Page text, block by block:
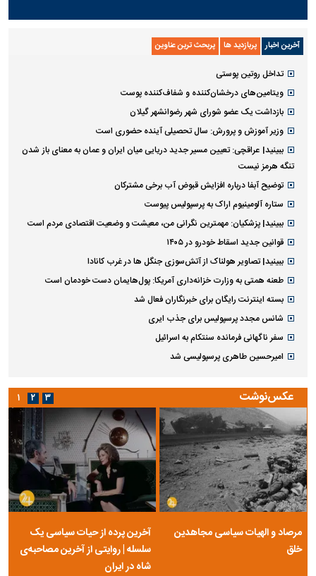
آخرین اخبار پربازدید ها پربحث ترین عناوین
تداخل روتین پوستی
ویتامین‌های درخشان‌کننده و شفاف‌کننده پوست
بازداشت یک عضو شورای شهر رضوانشهر گیلان
وزیر آموزش و پرورش: سال تحصیلی آینده حضوری است
ببینید| عراقچی: تعیین مسیر جدید دریایی میان ایران و عمان به معنای باز شدن
تنگه هرمز نیست
توضیح آبفا درباره افزایش قبوض آب برخی مشترکان
ستاره آلومینیوم اراک به پرسپولیس پیوست
ببینید| پزشکیان: مهمترین نگرانی من، معیشت و وضعیت اقتصادی مردم است
قوانین جدید اسقاط خودرو در ۱۴۰۵
ببینید| تصاویر هولناک از آتش‌سوزی جنگل ها در غرب کانادا
طعنه همتی به وزارت خزانه‌داری آمریکا: پول‌هایمان دست خودمان است
بسته اینترنت رایگان برای خبرنگاران فعال شد
شانس مجدد پرسپولیس برای جذب ایری
سفر ناگهانی فرمانده سنتکام به اسرائیل
امیرحسین طاهری پرسپولیسی شد
عکس‌نوشت
مرصاد و الهیات سیاسی مجاهدین
خلق
آخرین پرده از حیات سیاسی یک
سلسله | روایتی از آخرین مصاحبه‌ی
شاه در ایران
۱ ۲ ۳